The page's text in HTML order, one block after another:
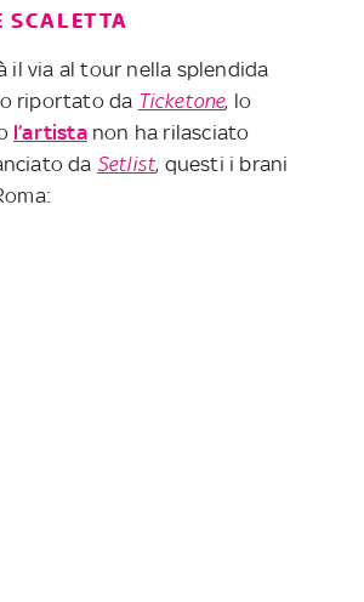
il via al tour nella splendida
riportato da Ticketone, lo
l’artistanon ha rilasciato
da Setlist, questi i brani